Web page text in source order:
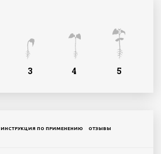
5
4
3
ИНСТРУКЦИЯ ПО ПРИМЕНЕНИЮ ОТЗЫВЫ